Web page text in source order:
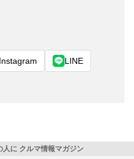
Instagram LINE
に クルマ情報マガジン